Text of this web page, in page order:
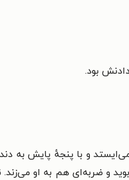
بود.
و با پنجهٔ پایش به دندهٔ
و ضربه‌ای هم به او